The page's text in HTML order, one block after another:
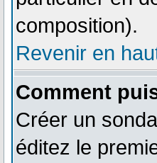
composition).
Revenir en
Comment
Créer un
éditez le